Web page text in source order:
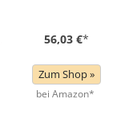
56,03 €*
Zum Shop »
bei Amazon*